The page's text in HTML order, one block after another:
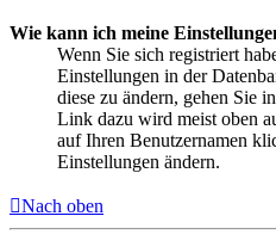
Wie kann ich meine
Wenn Sie sich registriert
Einstellungen in der
diese zu ändern, gehen Sie
Link dazu wird meist oben
auf Ihren Benutzernamen
Einstellungen ändern.
Nach oben